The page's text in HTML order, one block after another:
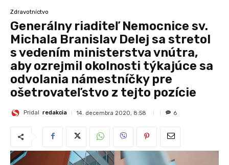
Zdravotníctvo
Generálny riaditeľ Nemocnice sv.
Michala Branislav Delej sa stretol
s vedením ministerstva vnútra,
aby ozrejmil okolnosti týkajúce sa
odvolania námestníčky pre
ošetrovateľstvo z tejto pozície
Pridal redakcia 14. decembra 2020, 8:58 6